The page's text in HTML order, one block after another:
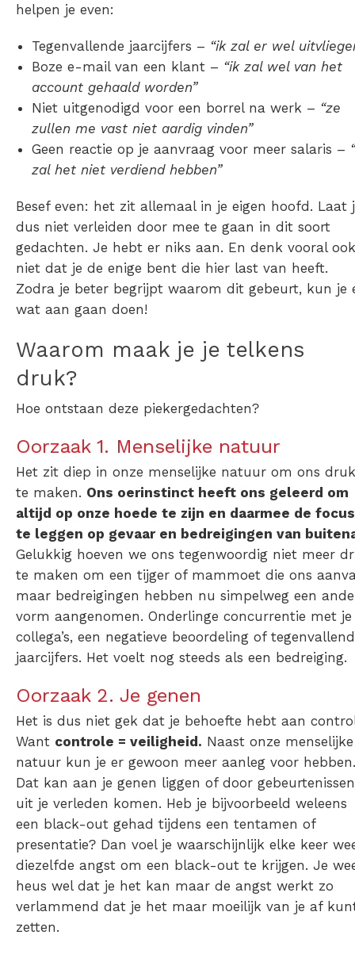
helpen je even:
Tegenvallende jaarcijfers – “ik zal er wel
Boze e-mail van een klant – “ik zal wel van het
account gehaald worden”
Niet uitgenodigd voor een borrel na werk – “ze
zullen me vast niet aardig vinden”
Geen reactie op je aanvraag voor meer salaris –
zal het niet verdiend hebben”
Besef even: het zit allemaal in je eigen hoofd. Laat
dus niet verleiden door mee te gaan in dit soort
gedachten. Je hebt er niks aan. En denk vooral ook
niet dat je de enige bent die hier last van heeft.
Zodra je beter begrijpt waarom dit gebeurt, kun je
wat aan gaan doen!
Waarom maak je je telkens
druk?
Hoe ontstaan deze piekergedachten?
Oorzaak 1. Menselijke natuur
Het zit diep in onze menselijke natuur om ons druk
te maken. Ons oerinstinct heeft ons geleerd om
altijd op onze hoede te zijn en daarmee de focus
te leggen op gevaar en bedreigingen van
Gelukkig hoeven we ons tegenwoordig niet meer
te maken om een tijger of mammoet die ons
maar bedreigingen hebben nu simpelweg een
vorm aangenomen. Onderlinge concurrentie met je
collega’s, een negatieve beoordeling of
jaarcijfers. Het voelt nog steeds als een bedreiging.
Oorzaak 2. Je genen
Het is dus niet gek dat je behoefte hebt aan
Want controle = veiligheid. Naast onze menselijke
natuur kun je er gewoon meer aanleg voor hebben.
Dat kan aan je genen liggen of door gebeurtenissen
uit je verleden komen. Heb je bijvoorbeeld weleens
een black-out gehad tijdens een tentamen of
presentatie? Dan voel je waarschijnlijk elke keer
diezelfde angst om een black-out te krijgen. Je
heus wel dat je het kan maar de angst werkt zo
verlammend dat je het maar moeilijk van je af
zetten.